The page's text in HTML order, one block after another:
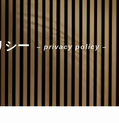
シー – privacy policy –